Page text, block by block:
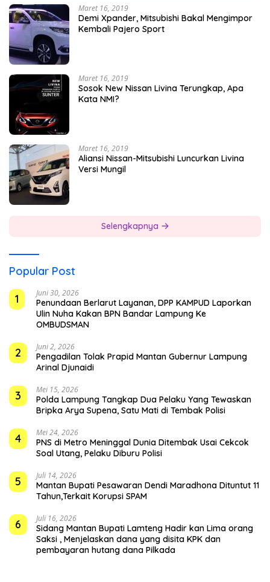
Maret 16, 2019
Demi Xpander, Mitsubishi Bakal Mengimpor
Kembali Pajero Sport
Maret 16, 2019
Sosok New Nissan Livina Terungkap, Apa
Kata NMI?
Maret 16, 2019
Aliansi Nissan-Mitsubishi Luncurkan Livina
Versi Mungil
Selengkapnya
Popular Post
1
Juni 30, 2026
Penundaan Berlarut Layanan, DPP KAMPUD Laporkan
Ulin Nuha Kakan BPN Bandar Lampung Ke
OMBUDSMAN
2 Juni 2, 2026
Pengadilan Tolak Prapid Mantan Gubernur Lampung
Arinal Djunaidi
3 Mei 15, 2026
Polda Lampung Tangkap Dua Pelaku Yang Tewaskan
Bripka Arya Supena, Satu Mati di Tembak Polisi
4 Mei 24, 2026
PNS di Metro Meninggal Dunia Ditembak Usai Cekcok
Soal Utang, Pelaku Diburu Polisi
5 Juli 14, 2026
Mantan Bupati Pesawaran Dendi Maradhona Dituntut 11
Tahun,Terkait Korupsi SPAM
6 Juli 16, 2026
Sidang Mantan Bupati Lamteng Hadir kan Lima orang
Saksi , Menjelaskan dana yang disita KPK dan
pembayaran hutang dana Pilkada